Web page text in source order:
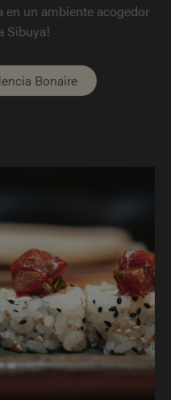
un ambiente acogedor
Sibuya!
Bonaire